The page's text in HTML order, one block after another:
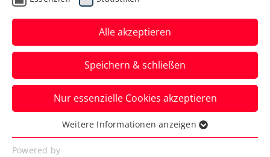
Die Vorbereitungen auf
die LAYJET-OPEN in Bad
Waltersdorf laufen auf
Hochtouren
Sebastian Ofner und Dominic Thiem
haben ihr Kommen schon vor längerer
Zeit angekündigt.
Alle akzeptieren
Speichern & schließen
Nur essenzielle Cookies akzeptieren
Essenziell
Essenzielle Cookies werden für grundlegende
Weitere Informationen anzeigen
Powered by